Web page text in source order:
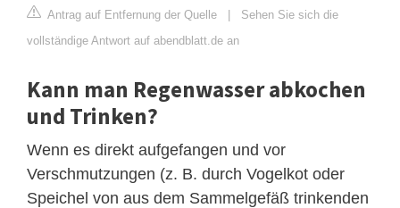
Antrag auf Entfernung der Quelle | Sehen Sie sich die
vollständige Antwort auf abendblatt.de an
Kann man Regenwasser abkochen
und Trinken?
Wenn es direkt aufgefangen und vor
Verschmutzungen (z. B. durch Vogelkot oder
Speichel von aus dem Sammelgefäß trinkenden